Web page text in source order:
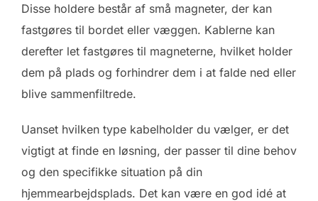
Disse holdere består af små magneter, der kan
fastgøres til bordet eller væggen. Kablerne kan
derefter let fastgøres til magneterne, hvilket holder
dem på plads og forhindrer dem i at falde ned eller
blive sammenfiltrede.
Uanset hvilken type kabelholder du vælger, er det
vigtigt at finde en løsning, der passer til dine behov
og den specifikke situation på din
hjemmearbejdsplads. Det kan være en god idé at